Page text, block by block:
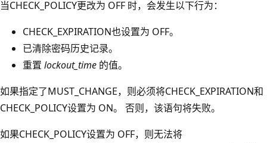
当CHECK_POLICY更改为 OFF 时，会发生以下行为：
CHECK_EXPIRATION也设置为 OFF。
已清除密码历史记录。
重置 lockout_time 的值。
如果指定了MUST_CHANGE，则必须将CHECK_EXPIRATION和
CHECK_POLICY设置为 ON。 否则，该语句将失败。
如果CHECK_POLICY设置为 OFF，则无法将